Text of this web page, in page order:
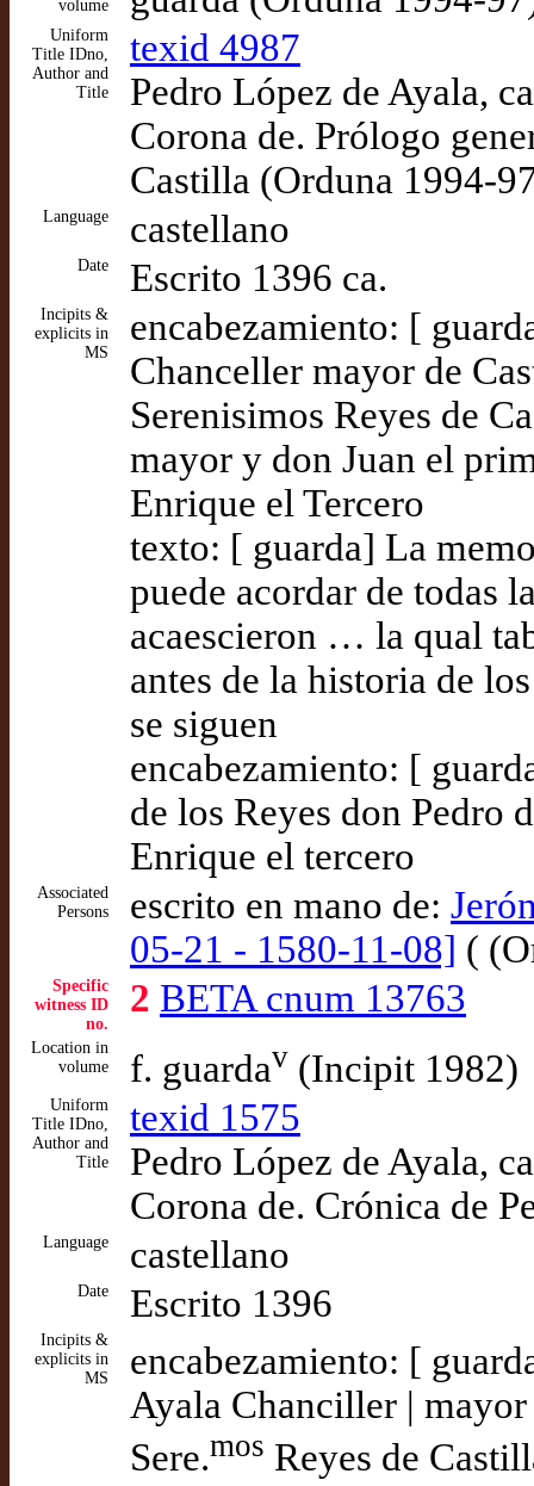
volume
Uniform
Title IDno,
Author and
Title
texid 4987
Pedro López de Ayala,
Corona de. Prólogo
Castilla (Orduna 1994-
Language castellano
Date Escrito 1396 ca.
Incipits &
explicits in
MS
encabezamiento: [
Chanceller mayor de
Serenisimos Reyes de
mayor y don Juan el
Enrique el Tercero
texto: [ guarda] La
puede acordar de todas
acaescieron … la qual
antes de la historia de
se siguen
encabezamiento: [
de los Reyes don Pedro
Enrique el tercero
Associated
Persons
escrito en mano de:
05-21 - 1580-11-08] (
Specific
witness ID
no.
2 BETA cnum 13763
Location in
volume
f. guardav (Incipit 1982)
Uniform
Title IDno,
Author and
Title
texid 1575
Pedro López de Ayala,
Corona de. Crónica de
Language castellano
Date Escrito 1396
Incipits &
explicits in
MS
encabezamiento: [
Ayala Chanciller |
Sere.mos Reyes de